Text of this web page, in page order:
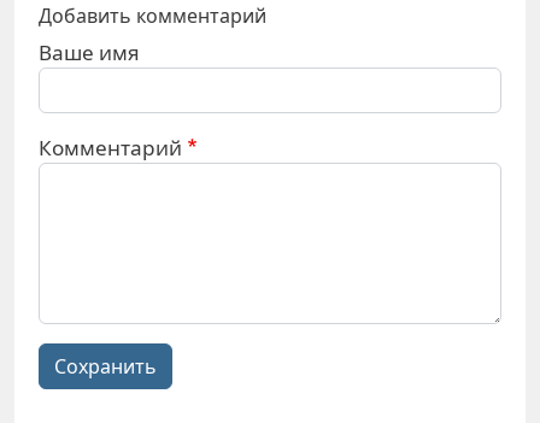
Добавить комментарий
Ваше имя
Комментарий
Сохранить